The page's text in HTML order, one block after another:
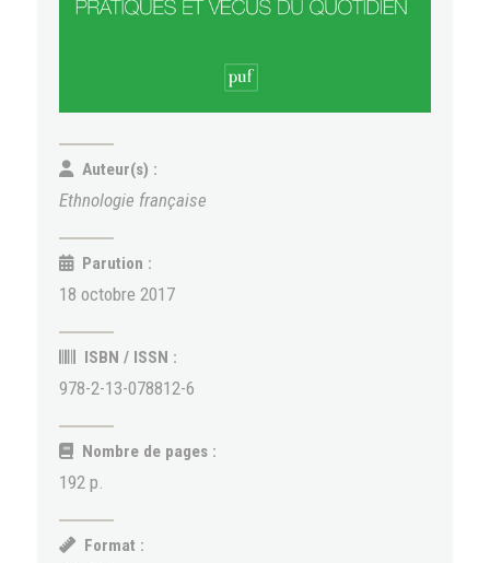
Auteur(s) :
Ethnologie française
Parution :
18 octobre 2017
ISBN / ISSN :
978-2-13-078812-6
Nombre de pages :
192 p.
Format :